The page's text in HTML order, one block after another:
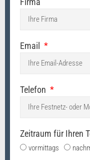
Email
Telefon
Zeitraum für Ihren
vormittags